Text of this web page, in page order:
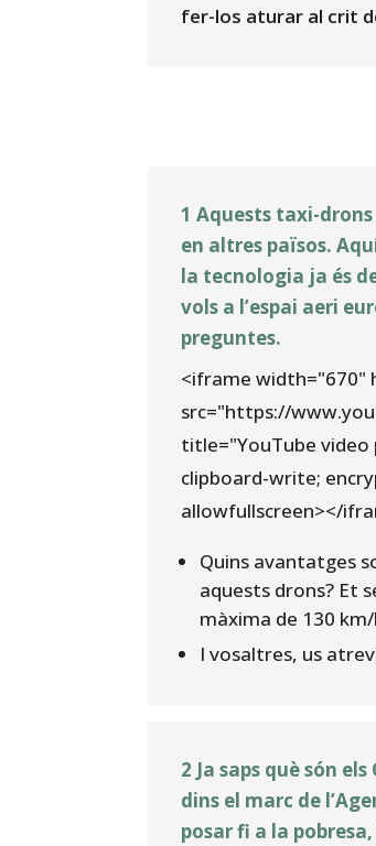
fer-los aturar al crit
1 Aquests taxi-
en altres països.
la tecnologia ja és
vols a l’espai aeri
preguntes.
<iframe width="670"
src="https://
title="YouTube
clipboard-write;
allowfullscreen></
Quins avantatges
aquests drons? Et
màxima de 130
I vosaltres, us
2 Ja saps què són
dins el marc de
posar fi a la